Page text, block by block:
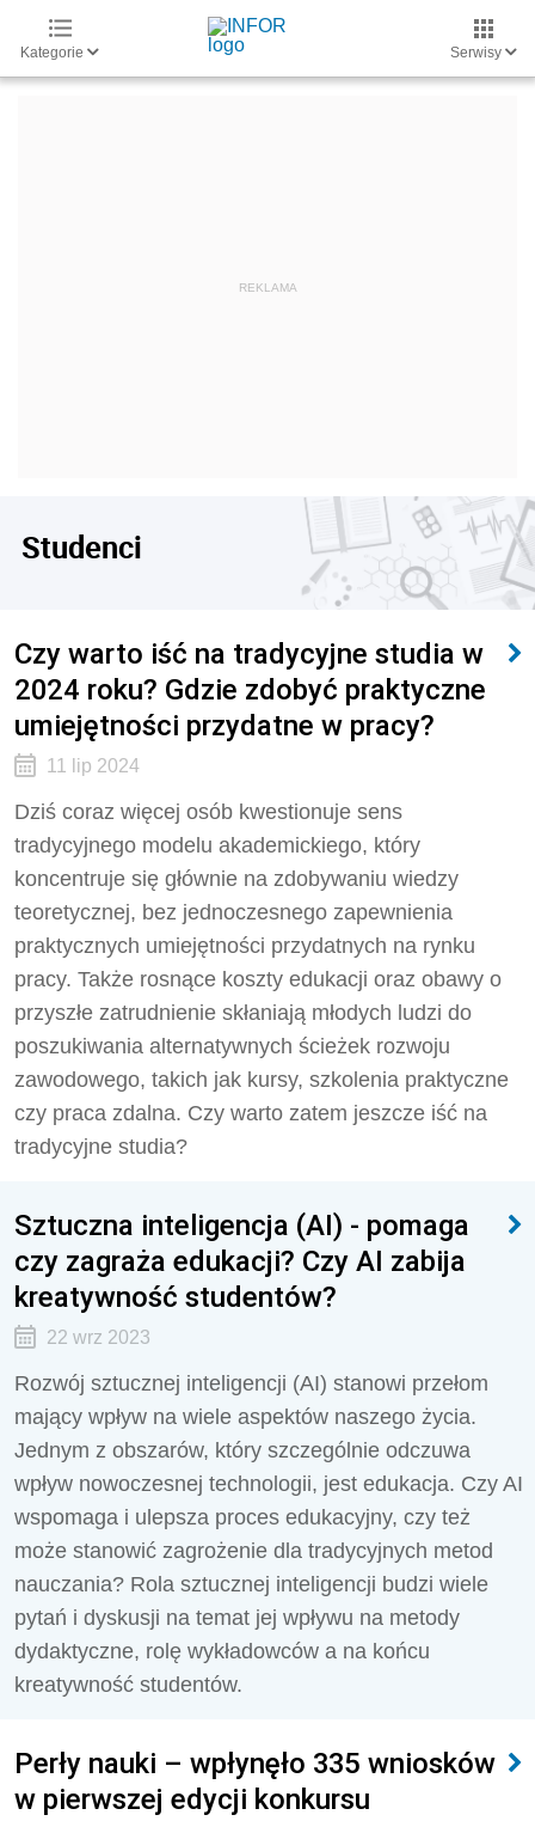
Kategorie Serwisy
Studenci
Czy warto iść na tradycyjne studia w
2024 roku? Gdzie zdobyć praktyczne
umiejętności przydatne w pracy?
11 lip 2024
Dziś coraz więcej osób kwestionuje sens
tradycyjnego modelu akademickiego, który
koncentruje się głównie na zdobywaniu wiedzy
teoretycznej, bez jednoczesnego zapewnienia
praktycznych umiejętności przydatnych na rynku
pracy. Także rosnące koszty edukacji oraz obawy o
przyszłe zatrudnienie skłaniają młodych ludzi do
poszukiwania alternatywnych ścieżek rozwoju
zawodowego, takich jak kursy, szkolenia praktyczne
czy praca zdalna. Czy warto zatem jeszcze iść na
tradycyjne studia?
Sztuczna inteligencja (AI) - pomaga
czy zagraża edukacji? Czy AI zabija
kreatywność studentów?
22 wrz 2023
Rozwój sztucznej inteligencji (AI) stanowi przełom
mający wpływ na wiele aspektów naszego życia.
Jednym z obszarów, który szczególnie odczuwa
wpływ nowoczesnej technologii, jest edukacja. Czy AI
wspomaga i ulepsza proces edukacyjny, czy też
może stanowić zagrożenie dla tradycyjnych metod
nauczania? Rola sztucznej inteligencji budzi wiele
pytań i dyskusji na temat jej wpływu na metody
dydaktyczne, rolę wykładowców a na końcu
kreatywność studentów.
Perły nauki – wpłynęło 335 wniosków
w pierwszej edycji konkursu